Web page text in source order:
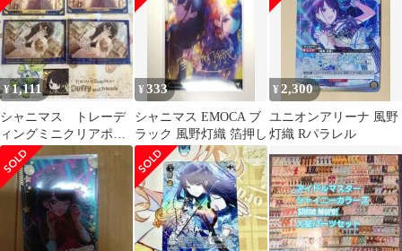
ャニマス
¥1,111
シャニマス トレーデ
ィングミニクリアポー
トレート 風野灯織
レア&ノーマルセット
¥333
シャニマス EMOCA ブ
ラック 風野灯織 箔押し
¥2,300
ユニオンアリーナ 風野
灯織 Rパラレル